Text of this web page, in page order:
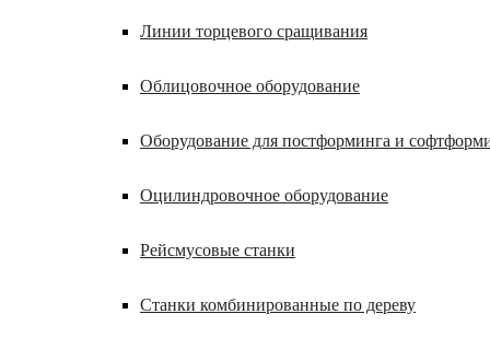
Линии торцевого сращивания
Облицовочное оборудование
Оборудование для постформинга и
Оцилиндровочное оборудование
Рейсмусовые станки
Станки комбинированные по дереву